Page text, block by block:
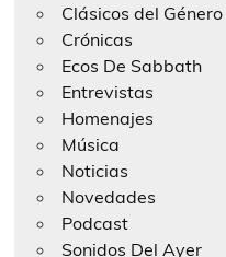
Clásicos del Género
Crónicas
Ecos De Sabbath
Entrevistas
Homenajes
Música
Noticias
Novedades
Podcast
Sonidos Del Ayer